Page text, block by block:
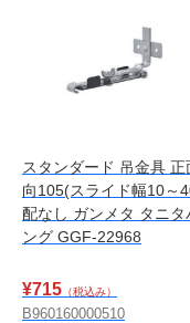
スタンダード 吊金具 正
向105(スライド幅10～
配なし ガンメタ タニタ
ング GGF-22968
¥715 （税込み）
B960160000510